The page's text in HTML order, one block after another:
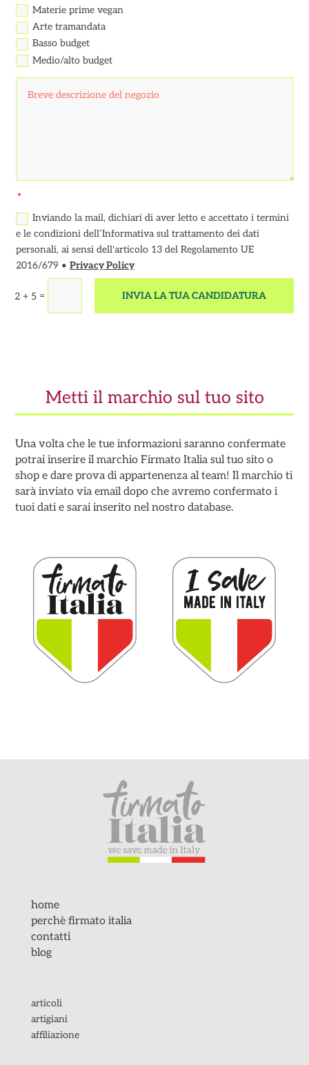
Materie prime vegan
Arte tramandata
Basso budget
Medio/alto budget
Inviando la mail, dichiari di aver letto e accettato i termini
e le condizioni dell’Informativa sul trattamento dei dati
personali, ai sensi dell'articolo 13 del Regolamento UE
2016/679 • Privacy Policy
2 + 5= INVIA LA TUA CANDIDATURA
Metti il marchio sul tuo sito
Una volta che le tue informazioni saranno confermate
potrai inserire il marchio Firmato Italia sul tuo sito o
shop e dare prova di appartenenza al team! Il marchio ti
sarà inviato via email dopo che avremo confermato i
tuoi dati e sarai inserito nel nostro database.
home
perchè firmato italia
contatti
blog
articoli
artigiani
affiliazione